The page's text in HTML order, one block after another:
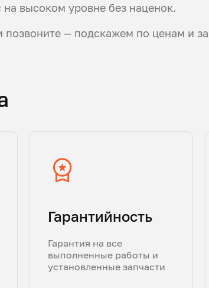
высоком уровне без наценок.
позвоните — подскажем по ценам и
Гарантийность
Гарантия на все
выполненные работы и
установленные запчасти